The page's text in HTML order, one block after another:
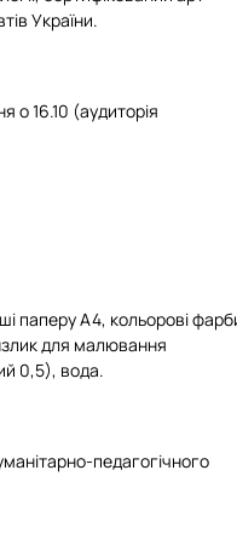
України.
о 16.10 (аудиторія
паперу А4, кольорові
для малювання
0,5), вода.
педагогічного